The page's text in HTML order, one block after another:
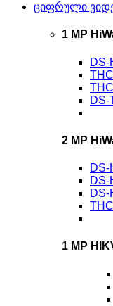
ციფრული
1 MP
DS-
DS-
2 MP
DS-
DS-
DS-
1 MP